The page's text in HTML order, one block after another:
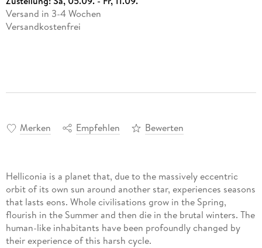
Versand in 3-4 Wochen
Versandkostenfrei
Merken Empfehlen Bewerten
Helliconia is a planet that, due to the massively eccentric
orbit of its own sun around another star, experiences seasons
that lasts eons. Whole civilisations grow in the Spring,
flourish in the Summer and then die in the brutal winters. The
human-like inhabitants have been profoundly changed by
their experience of this harsh cycle.